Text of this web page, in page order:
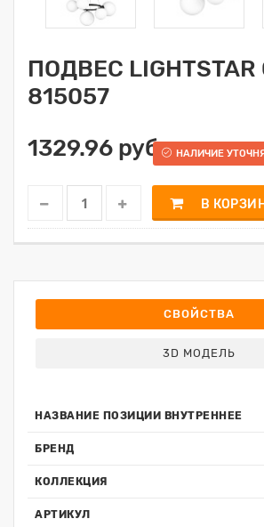
ПОДВЕС LIGHTSTAR
815057
1329.96 руб.
НАЛИЧИЕ
В
СВОЙСТВА
3D МОДЕЛЬ
НАЗВАНИЕ ПОЗИЦИИ ВНУТРЕННЕЕ
БРЕНД
КОЛЛЕКЦИЯ
АРТИКУЛ